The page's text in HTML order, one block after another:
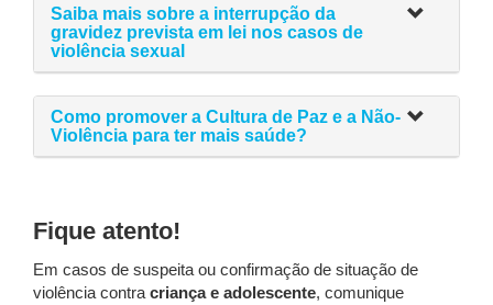
Saiba mais sobre a interrupção da
gravidez prevista em lei nos casos de
violência sexual
Como promover a Cultura de Paz e a Não-
Violência para ter mais saúde?
Fique atento!
Em casos de suspeita ou confirmação de situação de
violência contra criança e adolescente, comunique